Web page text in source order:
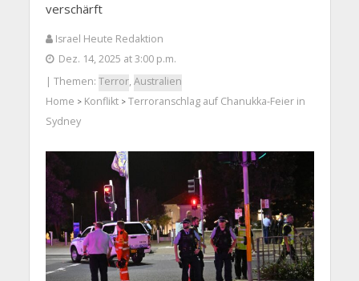
verschärft
Israel Heute Redaktion
Dez. 14, 2025 at 3:00 p.m.
| Themen: Terror, Australien
Home > Konflikt> Terroranschlag auf Chanukka-Feier in
Sydney